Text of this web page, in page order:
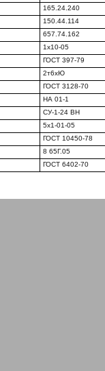
165.24.240
150.44.114
657.74.162
1x10-05
ГОСТ 397-79
2т6хЮ
ГОСТ 3128-70
НА 01-1
СУ-1-24 ВН
5x1-01-05
ГОСТ 10450-78
8 65Г.05
ГОСТ 6402-70